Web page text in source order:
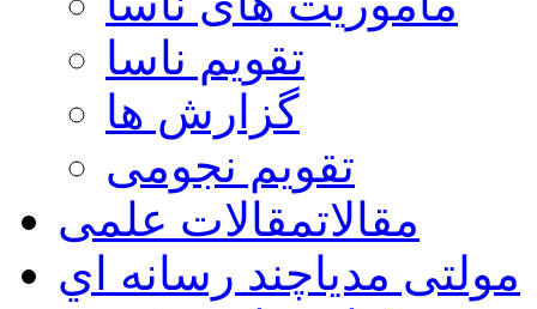
تقویم ناسا
گزارش ها
تقویم نجومی
مقالاتمقالات علمی
مولتی مدیاچند رسانه اي